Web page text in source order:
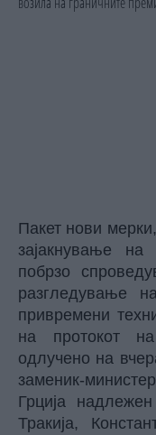
Пакет нови
зајакнување на
побрзо
разгледување
привремени
на протокот
одлучено на
заменик-
Грција
Тракија,